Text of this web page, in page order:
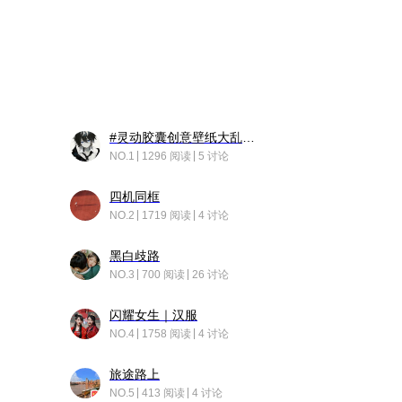
NO.1 1296 阅读 5 讨论
四机同框
NO.2 1719 阅读 4 讨论
黑白歧路
NO.3 700 阅读 26 讨论
闪耀女生｜汉服
NO.4 1758 阅读 4 讨论
旅途路上
NO.5 413 阅读 4 讨论